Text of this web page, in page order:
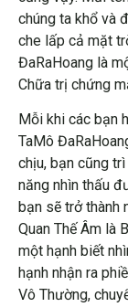
chúng ta khổ và
che lấp cả mặt
ĐaRaHoang là
Chữa trị chứng
Mỗi khi các bạn
TaMô
chịu, bạn cũng
năng nhìn thấu
bạn sẽ trở thành
Quan Thế Âm là
một hạnh biết
hạnh nhận ra
Vô Thường,